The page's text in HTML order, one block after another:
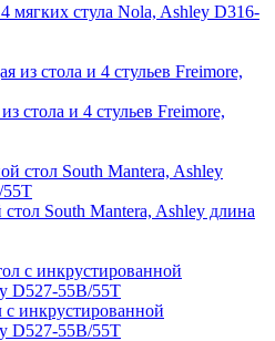
мягких стула Nola, Ashley D316-
стола и 4 стульев Freimore,
South Mantera, Ashley длина
инкрустированной
D527-55B/55T